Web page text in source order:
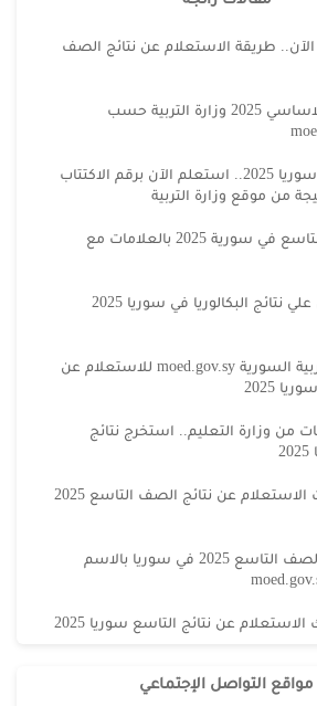
الآن.. طريقة الاستعلام عن نتائج الصف
رابط نتائج التعليم الاساسي 2025 وزارة التربية حسب
تحديث نتائج التاسع سوريا 2025.. استعلم الآن برقم الاكتتاب
من موقع وزارة التربية
ظهرت الآن.. نتائج التاسع في سورية 2025 بالعلامات مع
رابط نتائج الاعتراض علي نتائج البكالوريا في سوريا 2025
رابط موقع وزارة التربية السورية moed.gov.sy للاستعلام عن
2025
من وزارة التعليم.. استخرج نتائج
صدرت الآن.. خطوات الاستعلام عن نتائج الصف التاسع 2025
مبروك اصدار نتائج الصف التاسع 2025 في سوريا بالاسم
عن نتائج التاسع سوريا 2025
مواقع التواصل الإجتماعي